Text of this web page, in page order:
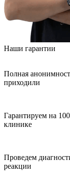
Наши гарантии
Полная
приходили
Гарантируем на
клинике
Проведем
реакции